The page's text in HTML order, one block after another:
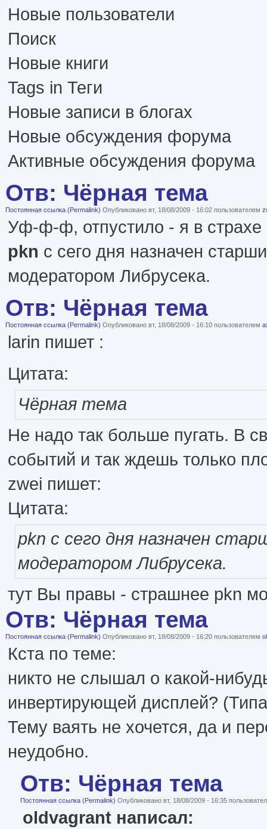
Новые пользователи
Поиск
Новые книги
Tags in Теги
Новые записи в блогах
Новые обсуждения форума
Активные обсуждения форума
Отв: Чёрная тема
Постоянная ссылка (Permalink) Опубликовано вт, 18/08/2009 - 16:02 пользователем
Уф-ф-ф, отпустило - я в страхе
pkn с сего дня назначен
модератором Либрусека.
Отв: Чёрная тема
Постоянная ссылка (Permalink) Опубликовано вт, 18/08/2009 - 16:10 пользователем
larin пишет :
Цитата:
Чёрная тема
Не надо так больше пугать. В
событий и так ждешь только
zwei пишет:
Цитата:
pkn с сего дня назначен
модератором Либрусека.
тут Вы правы - страшнее pkn
Отв: Чёрная тема
Постоянная ссылка (Permalink) Опубликовано вт, 18/08/2009 - 16:20 пользователем
Кста по теме:
никто не слышал о какой-
инвертирующей дисплей?
Тему ваять не хочется, да и
неудобно.
Отв: Чёрная тема
Постоянная ссылка (Permalink) Опубликовано вт, 18/08/2009 - 16:35
oldvagrant написал: